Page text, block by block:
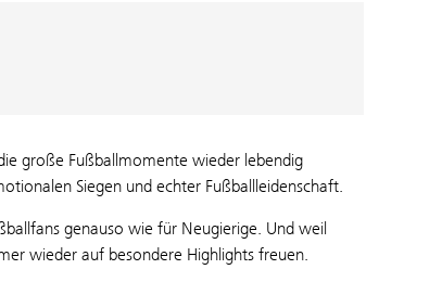
große Fußballmomente wieder lebendig
Siegen und echter Fußballleidenschaft.
genauso wie für Neugierige. Und weil
wieder auf besondere Highlights freuen.